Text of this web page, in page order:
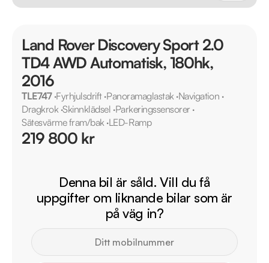
Land Rover Discovery Sport 2.0
TD4 AWD Automatisk, 180hk,
2016
TLE747·Fyrhjulsdrift·Panoramaglastak·Navigation ·
Dragkrok·Skinnklädsel ·Parkeringssensorer ·
Sätesvärme fram/bak·LED-Ramp
219 800 kr
Denna bil är såld. Vill du få
uppgifter om liknande bilar som är
på väg in?